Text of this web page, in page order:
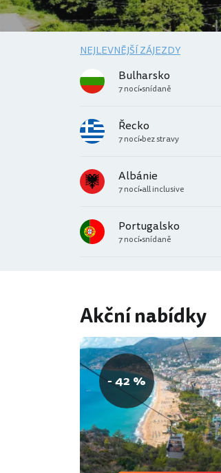
NEJLEVNĚJŠÍ ZÁJEZDY
Bulharsko
7 nocísnídaně
Řecko
7 nocí bez stravy
Albánie
7 nocí all inclusive
Portugalsko
7 nocísnídaně
Akční nabídky
- 42 %